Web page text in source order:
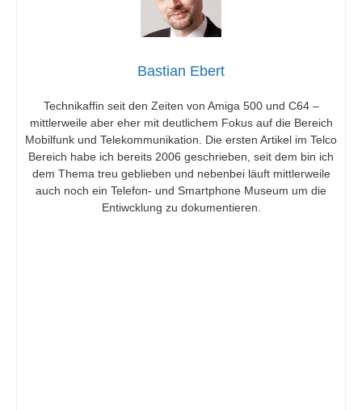
e
o
Bastian Ebert
Technikaffin seit den Zeiten von Amiga 500 und C64 –
mittlerweile aber eher mit deutlichem Fokus auf die Bereich
Mobilfunk und Telekommunikation. Die ersten Artikel im Telco
Bereich habe ich bereits 2006 geschrieben, seit dem bin ich
dem Thema treu geblieben und nebenbei läuft mittlerweile
auch noch ein Telefon- und Smartphone Museum um die
Entiwcklung zu dokumentieren.